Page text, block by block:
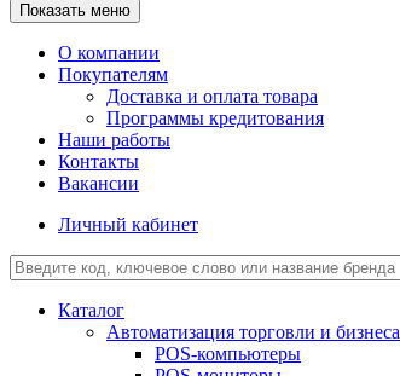
Показать меню
О компании
Покупателям
Доставка и оплата товара
Программы кредитования
Наши работы
Контакты
Вакансии
Личный кабинет
Каталог
Автоматизация торговли и бизнеса
POS-компьютеры